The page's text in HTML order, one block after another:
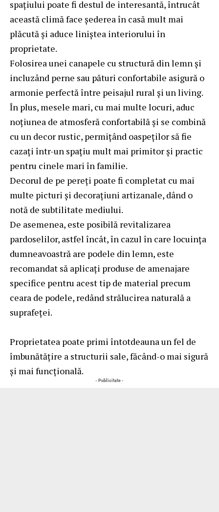
spațiului poate fi destul de interesantă, întrucât
această climă face șederea în casă mult mai
plăcută și aduce liniștea interiorului în
proprietate.
Folosirea unei canapele cu structură din lemn și
incluzând perne sau pături confortabile asigură o
armonie perfectă între peisajul rural și un living.
În plus, mesele mari, cu mai multe locuri, aduc
noțiunea de atmosferă confortabilă și se combină
cu un decor rustic, permițând oaspeților să fie
cazați într-un spațiu mult mai primitor și practic
pentru cinele mari în familie.
Decorul de pe pereți poate fi completat cu mai
multe picturi și decorațiuni artizanale, dând o
notă de subtilitate mediului.
De asemenea, este posibilă revitalizarea
pardoselilor, astfel încât, în cazul în care locuința
dumneavoastră are podele din lemn, este
recomandat să aplicați produse de amenajare
specifice pentru acest tip de material precum
ceara de podele, redând strălucirea naturală a
suprafeței.
Proprietatea poate primi întotdeauna un fel de
îmbunătățire a structurii sale, făcând-o mai sigură
și mai funcțională.
- Publicitate -